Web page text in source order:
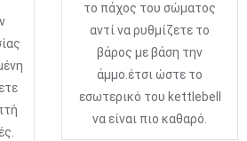
το πάχος του σώματος
αντί να ρυθμίζετε το
βάρος με βάση την
άμμο.έτσι ώστε το
εσωτερικό του kettlebell
να είναι πιο καθαρό.